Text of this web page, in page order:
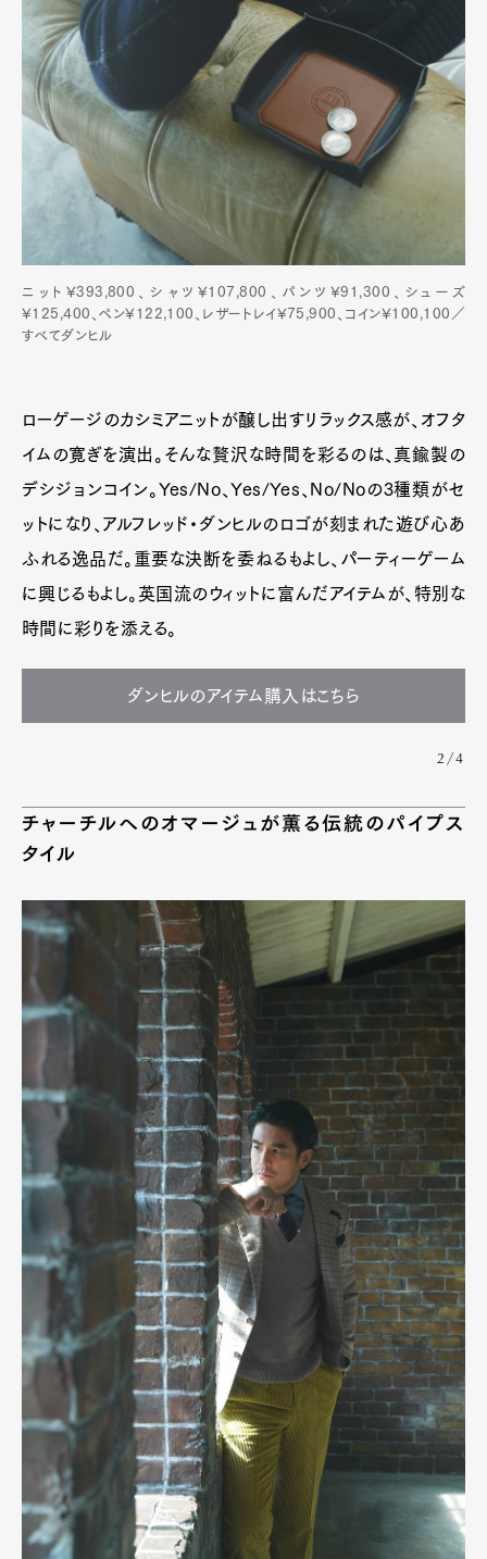
ニット¥393,800、シャツ¥107,800、パンツ¥91,300、シューズ
¥125,400、ペン¥122,100、レザートレイ¥75,900、コイン¥100,100／
すべてダンヒル
ローゲージのカシミアニットが醸し出すリラックス感が、オフタ
イムの寛ぎを演出。そんな贅沢な時間を彩るのは、真鍮製の
デシジョンコイン。Yes/No、Yes/Yes、No/Noの3種類がセ
ットになり、アルフレッド・ダンヒルのロゴが刻まれた遊び心あ
ふれる逸品だ。重要な決断を委ねるもよし、パーティーゲーム
に興じるもよし。英国流のウィットに富んだアイテムが、特別な
時間に彩りを添える。
ダンヒルのアイテム購入はこちら
2/4
チャーチルへのオマージュが薫る伝統のパイプス
タイル